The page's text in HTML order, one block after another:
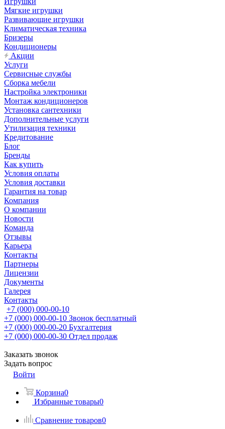
Мягкие игрушки
Развивающие игрушки
Климатическая техника
Бризеры
Кондиционеры
Акции
Услуги
Сервисные службы
Сборка мебели
Настройка электроники
Монтаж кондиционеров
Установка сантехники
Дополнительные услуги
Утилизация техники
Кредитование
Блог
Бренды
Как купить
Условия оплаты
Условия доставки
Гарантия на товар
Компания
О компании
Новости
Команда
Отзывы
Карьера
Контакты
Партнеры
Лицензии
Документы
Галерея
Контакты
+7 (000) 000-00-10
+7 (000) 000-00-10 Звонок бесплатный
+7 (000) 000-00-20 Бухгалтерия
+7 (000) 000-00-30 Отдел продаж
Заказать звонок
Задать вопрос
Войти
Корзина0
Избранные товары0
Сравнение товаров0